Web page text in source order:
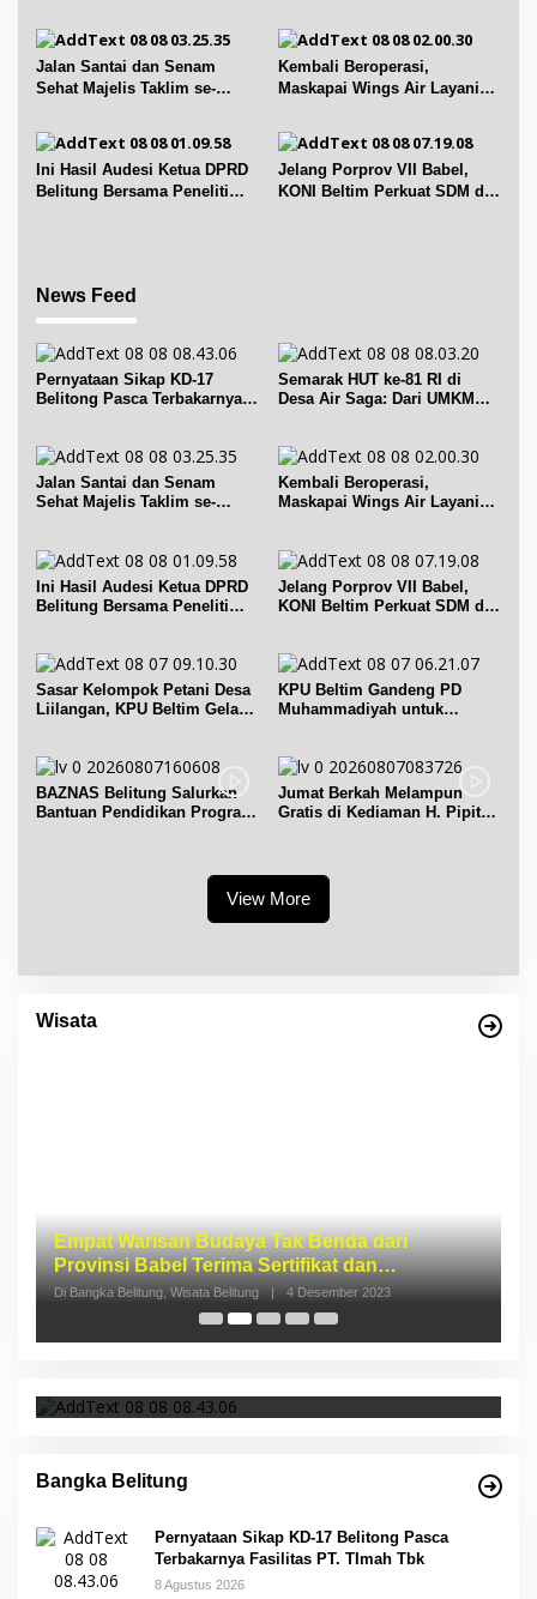
Jalan Santai dan Senam
Sehat Majelis Taklim se-
Kembali Beroperasi,
Maskapai Wings Air Layani
Ini Hasil Audesi Ketua DPRD
Belitung Bersama Peneliti
Jelang Porprov VII Babel,
KONI Beltim Perkuat SDM di
News Feed
Pernyataan Sikap KD-17
Belitong Pasca Terbakarnya
Semarak HUT ke-81 RI di
Desa Air Saga: Dari UMKM
Jalan Santai dan Senam
Sehat Majelis Taklim se-
Kembali Beroperasi,
Maskapai Wings Air Layani
Ini Hasil Audesi Ketua DPRD
Belitung Bersama Peneliti
Jelang Porprov VII Babel,
KONI Beltim Perkuat SDM di
Sasar Kelompok Petani Desa
Liilangan, KPU Beltim Gelar
KPU Beltim Gandeng PD
Muhammadiyah untuk
BAZNAS Belitung Salurkan
Bantuan Pendidikan Program
Jumat Berkah Melampun
Gratis di Kediaman H. Pipit
View More
Wisata
Provinsi Babel Terima Sertifikat dan
Bangka Belitung
Pernyataan Sikap KD-17 Belitong Pasca
Terbakarnya Fasilitas PT. TImah Tbk
8 Agustus 2026